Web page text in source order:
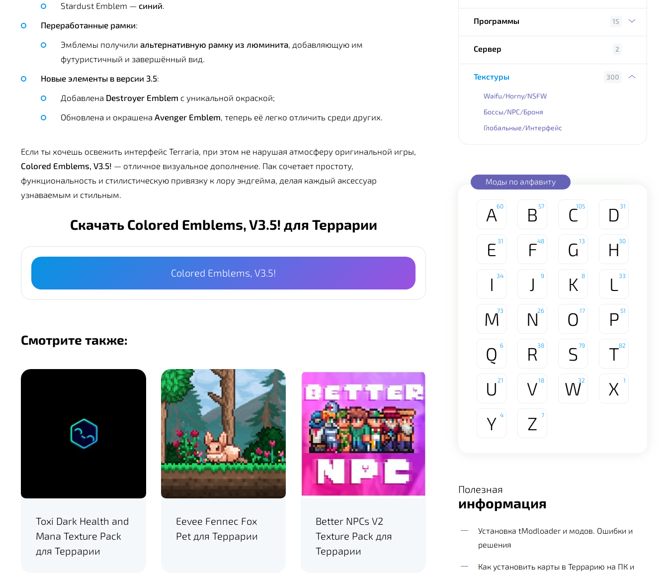
Stardust Emblem — синий.
Переработанные рамки:
Эмблемы получили альтернативную рамку из люминита, добавляющую им
футуристичный и завершённый вид.
Новые элементы в версии 3.5:
Добавлена Destroyer Emblem с уникальной окраской;
Обновлена и окрашена Avenger Emblem, теперь её легко отличить среди других.
Если ты хочешь освежить интерфейс Terraria, при этом не нарушая атмосферу оригинальной игры,
Colored Emblems, V3.5! — отличное визуальное дополнение. Пак сочетает простоту,
функциональность и стилистическую привязку к лору эндгейма, делая каждый аксессуар
узнаваемым и стильным.
Скачать Colored Emblems, V3.5! для Террарии
Colored Emblems, V3.5!
Смотрите также:
Toxi Dark Health and
Mana Texture Pack
для Террарии
Eevee Fennec Fox
Pet для Террарии
Better NPCs V2
Texture Pack для
Террарии
Программы 15
Сервер 2
Текстуры 300
Waifu/Horny/NSFW
Боссы/NPC/Броня
Глобальные/Интерфейс
Моды по алфавиту
A60 B 57 C105 D 31
E 31 F48 G 13 H30
I 34 J 9 K 8 L 33
M73 N26 O 17 P 51
Q 6 R38 S79 T82
U 21 V18 W32 X 1
Y 4 Z 7
Полезная
информация
Установка tModloader и модов. Ошибки и
решения
Как установить карты в Террарию на ПК и